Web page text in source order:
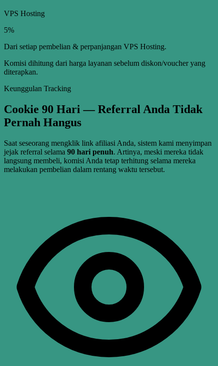
VPS Hosting
5%
Dari setiap pembelian & perpanjangan VPS Hosting.
Komisi dihitung dari harga layanan sebelum diskon/voucher yang
diterapkan.
Keunggulan Tracking
Cookie 90 Hari — Referral Anda Tidak
Pernah Hangus
Saat seseorang mengklik link afiliasi Anda, sistem kami menyimpan
jejak referral selama 90 hari penuh. Artinya, meski mereka tidak
langsung membeli, komisi Anda tetap terhitung selama mereka
melakukan pembelian dalam rentang waktu tersebut.